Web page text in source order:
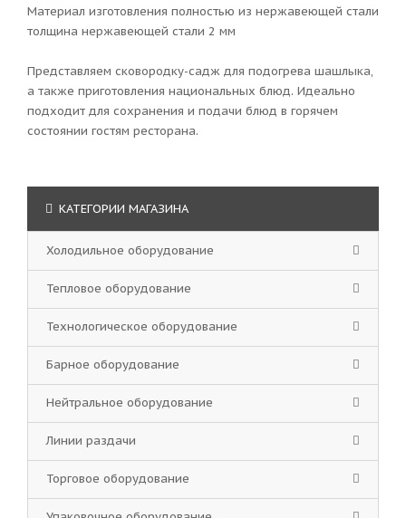
Материал изготовления полностью из нержавеющей стали
толщина нержавеющей стали 2 мм
Представляем сковородку-садж для подогрева шашлыка,
а также приготовления национальных блюд. Идеально
подходит для сохранения и подачи блюд в горячем
состоянии гостям ресторана.
КАТЕГОРИИ МАГАЗИНА
Холодильное оборудование
Тепловое оборудование
Технологическое оборудование
Барное оборудование
Нейтральное оборудование
Линии раздачи
Торговое оборудование